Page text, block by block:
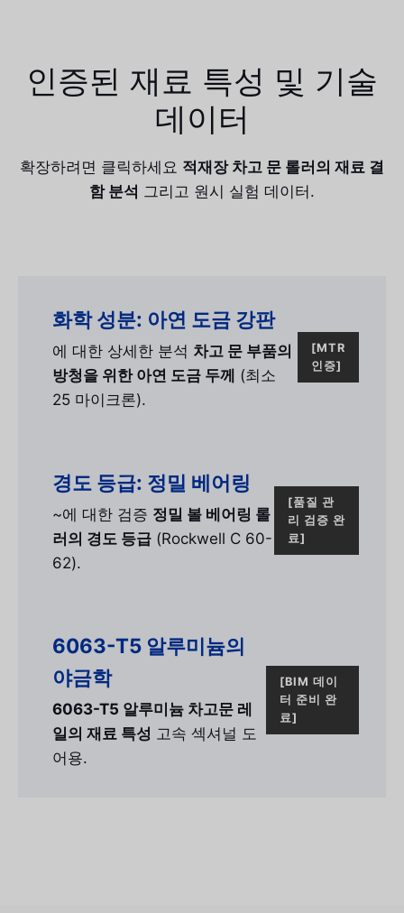
인증된 재료 특성 및 기술
데이터
확장하려면 클릭하세요 적재장 차고 문 롤러의 재료 결
함 분석 그리고 원시 실험 데이터.
화학 성분: 아연 도금 강판
에 대한 상세한 분석 차고 문 부품의
방청을 위한 아연 도금 두께 (최소
25 마이크론).
[MTR
인증]
경도 등급: 정밀 베어링
~에 대한 검증 정밀 볼 베어링 롤
러의 경도 등급 (Rockwell C 60-
62).
[품질 관
리 검증 완
료]
6063-T5 알루미늄의
야금학
6063-T5 알루미늄 차고문 레
일의 재료 특성 고속 섹셔널 도
어용.
[BIM 데이
터 준비 완
료]